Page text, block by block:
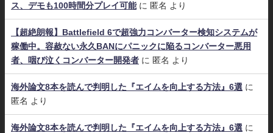
ス、デモも100時間分プレイ可能に 匿名 より
【超絶朗報】Battlefield 6で超強力コンバーター検知システムが
稼働中。容赦ない永久BANにパニックに陥るコンバーター悪用
者、咽び泣くコンバーター開発者 に 匿名 より
海外論文8本を読んで判明した『エイムを向上する方法』6選 に
匿名
より
海外論文8本を読んで判明した『エイムを向上する方法』6選 に